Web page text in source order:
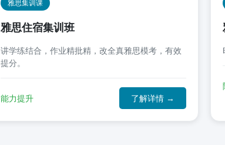
雅思集训课
雅思住宿集训班
讲学练结合，作业精批精，改全真雅思模考，有效
提分。
能力提升 了解详情 →